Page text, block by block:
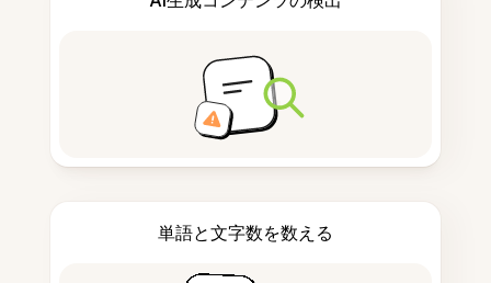
単語と文字数を数える